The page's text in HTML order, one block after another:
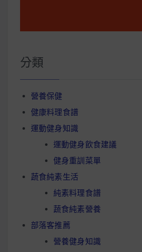
分類
營養保健
健康料理食譜
運動健身知識
運動健身飲食建議
健身重訓菜單
蔬食純素生活
純素料理食譜
蔬食純素營養
部落客推薦
營養健身知識